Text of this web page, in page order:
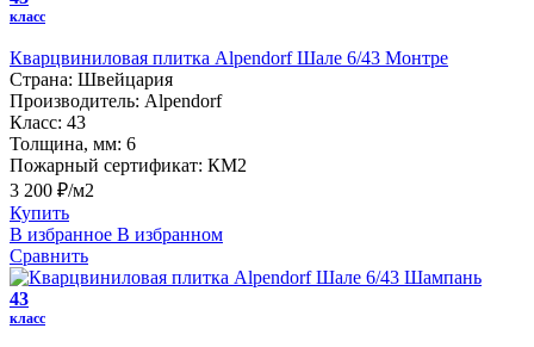
класс
Кварцвиниловая плитка Alpendorf Шале 6/43 Монтре
Страна: Швейцария
Производитель: Alpendorf
Класс: 43
Толщина, мм: 6
Пожарный сертификат: КМ2
3 200 ₽/м2
Купить
В избранное В избранном
Сравнить
43
класс